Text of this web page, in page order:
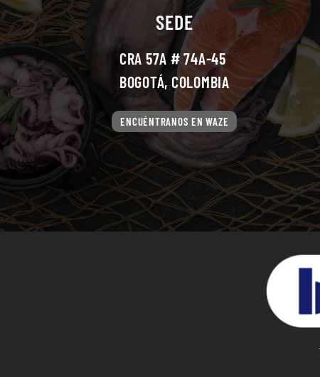
SEDE
CRA 57A # 74A-45
BOGOTÁ, COLOMBIA
ENCUÉNTRANOS EN WAZE